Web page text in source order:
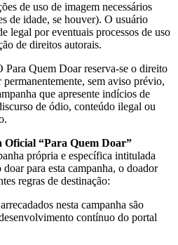
de uso de imagem necessários
de idade, se houver). O usuário
legal por eventuais processos de uso
de direitos autorais.
Para Quem Doar reserva-se o direito
sem aviso prévio,
que apresente indícios de
de ódio, conteúdo ilegal ou
Oficial “Para Quem Doar”
própria e específica intitulada
para esta campanha, o doador
regras de destinação:
nesta campanha são
contínuo do portal